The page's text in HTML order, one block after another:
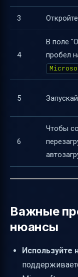
3
4
В поле
пробел
5
6
Чтобы
Важные
нюансы
Используйте